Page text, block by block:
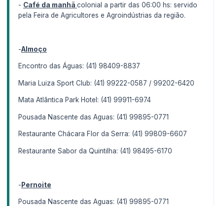
- Café da manhã colonial a partir das 06:00 hs: servido
pela Feira de Agricultores e Agroindústrias da região.
-Almoço
Encontro das Águas: (41) 98409-8837
Maria Luiza Sport Club: (41) 99222-0587 / 99202-6420
Mata Atlântica Park Hotel: (41) 99911-6974
Pousada Nascente das Aguas: (41) 99895-0771
Restaurante Chácara Flor da Serra: (41) 99809-6607
Restaurante Sabor da Quintilha: (41) 98495-6170
- Pernoite
Pousada Nascente das Aguas: (41) 99895-0771